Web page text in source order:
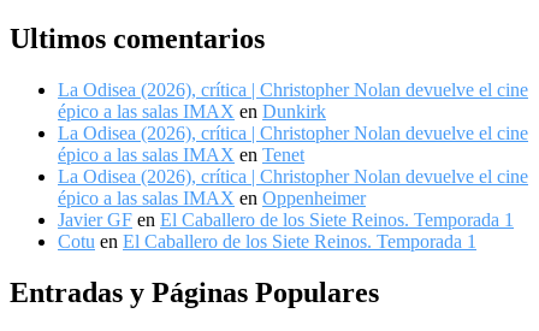
Ultimos comentarios
La Odisea (2026), crítica | Christopher Nolan devuelve el cine
épico a las salas IMAX en Dunkirk
La Odisea (2026), crítica | Christopher Nolan devuelve el cine
épico a las salas IMAX en Tenet
La Odisea (2026), crítica | Christopher Nolan devuelve el cine
épico a las salas IMAX en Oppenheimer
Javier GF en El Caballero de los Siete Reinos. Temporada 1
Cotu en El Caballero de los Siete Reinos. Temporada 1
Entradas y Páginas Populares